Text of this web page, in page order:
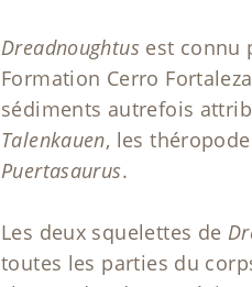
Dreadnoughtus est connu
Formation Cerro
sédiments autrefois
Talenkauen, les
Puertasaurus.
Les deux squelettes de
toutes les parties du